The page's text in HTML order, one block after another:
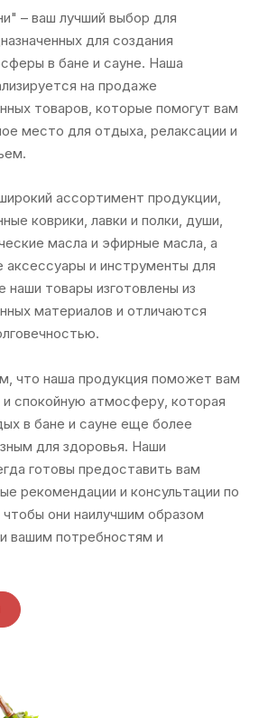
– ваш лучший выбор для
для создания
в бане и сауне. Наша
на продаже
товаров, которые помогут вам
место для отдыха, релаксации и
ассортимент продукции,
коврики, лавки и полки, души,
масла и эфирные масла, а
аксессуары и инструменты для
наши товары изготовлены из
материалов и отличаются
что наша продукция поможет вам
спокойную атмосферу, которая
в бане и сауне еще более
для здоровья. Наши
готовы предоставить вам
рекомендации и консультации по
они наилучшим образом
вашим потребностям и